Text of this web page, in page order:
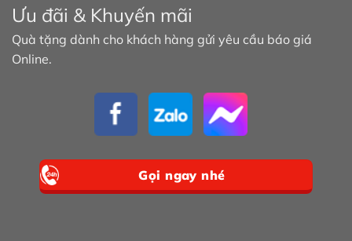
Ưu đãi & Khuyến mãi
Quà tặng dành cho khách hàng gửi yêu cầu báo giá
Online.
Gọi ngay nhé